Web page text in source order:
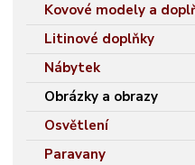
Kovové modely a
Litinové doplňky
Nábytek
Obrázky a obrazy
Osvětlení
Paravany